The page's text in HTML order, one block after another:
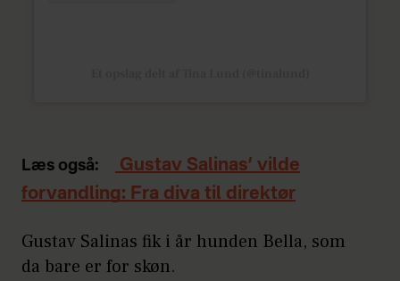
Læs også:
Gustav Salinas’ vilde
forvandling: Fra diva til direktør
Gustav Salinas fik i år hunden Bella, som
da bare er for skøn.